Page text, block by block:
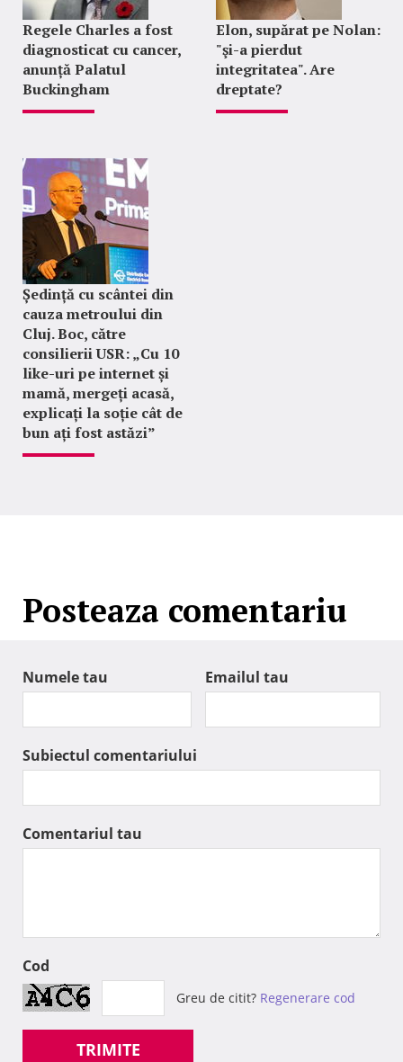
Regele Charles a fost
diagnosticat cu cancer,
anunță Palatul
Buckingham
Elon, supărat pe Nolan:
"şi-a pierdut
integritatea". Are
dreptate?
Ședință cu scântei din
cauza metroului din
Cluj. Boc, către
consilierii USR: „Cu 10
like-uri pe internet și
mamă, mergeți acasă,
explicați la soție cât de
bun ați fost astăzi”
Posteaza comentariu
Numele tau Emailul tau
Subiectul comentariului
Comentariul tau
Cod
Greu de citit? Regenerare cod
TRIMITE